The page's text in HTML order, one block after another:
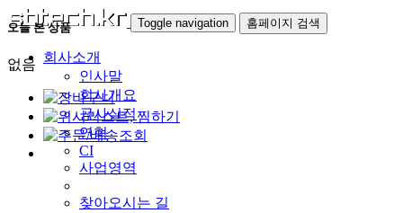
Toggle navigation 홈페이지 검색
회사소개
인사말
회사개요
공사실적
연혁
CI
사업영역
찾아오시는 길
오늘 본 상품
없음